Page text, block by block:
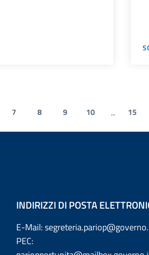
7 8 9 10 ... 15
INDIRIZZI DI POSTA
E-Mail:
PEC: